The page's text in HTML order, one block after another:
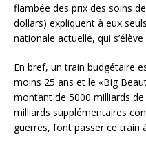
flambée des prix des soins
dollars) expliquent à eux
nationale actuelle, qui
En bref, un train budgétaire
moins 25 ans et le «Big
montant de 5000 milliards
milliards supplémentaires
guerres, font passer ce train